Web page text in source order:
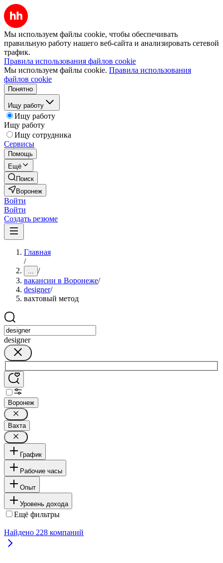
Мы используем файлы cookie, чтобы обеспечивать
правильную работу нашего веб-сайта и анализировать сетевой
трафик.
Правила использования файлов cookie
Мы используем файлы cookie. Правила использования
файлов cookie
Понятно
Ищу работу
Ищу работу
Ищу работу
Ищу сотрудника
Сервисы
Помощь
Ещё
Поиск
Воронеж
Войти
Войти
Создать резюме
Главная
/
... /
вакансии в Воронеже/
designer/
вахтовый метод
designer
Воронеж
Вахта
График
Рабочие часы
Опыт
Уровень дохода
Ещё фильтры
Найдено 228 компаний